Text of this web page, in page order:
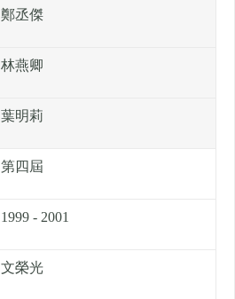
鄭丞傑
林燕卿
葉明莉
第四屆
1999 - 2001
文榮光